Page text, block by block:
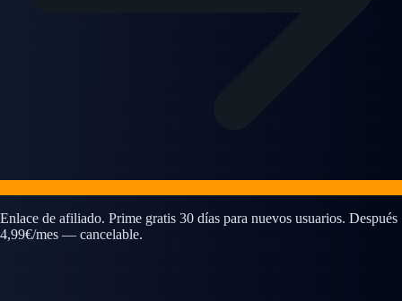
Enlace de afiliado. Prime gratis 30 días para nuevos usuarios. Después
4,99€/mes — cancelable.